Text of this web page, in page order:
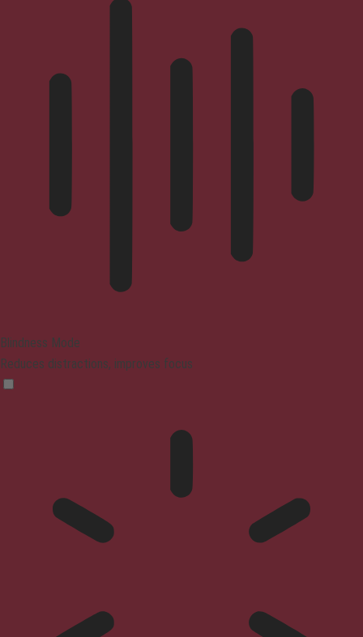
Blindness Mode
Reduces distractions, improves focus